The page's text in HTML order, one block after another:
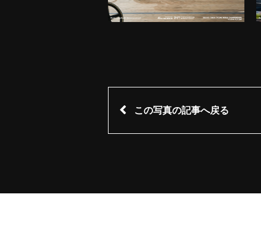
この写真の記事へ戻る